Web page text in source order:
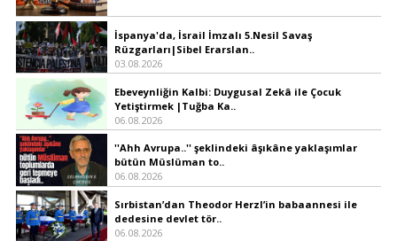
İspanya'da, İsrail İmzalı 5.Nesil Savaş
Rüzgarları|Sibel Erarslan..
03.08.2026
Ebeveynliğin Kalbi: Duygusal Zekâ ile Çocuk
Yetiştirmek |Tuğba Ka..
06.08.2026
''Ahh Avrupa..'' şeklindeki âşıkâne yaklaşımlar
bütün Müslüman to..
06.08.2026
Sırbistan’dan Theodor Herzl’in babaannesi ile
dedesine devlet tör..
06.08.2026